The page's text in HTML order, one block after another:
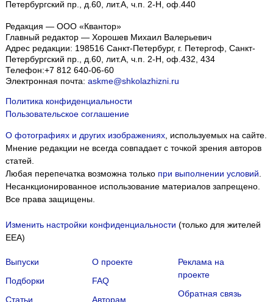
Петербургский пр., д.60, лит.А, ч.п. 2-Н, оф.440
Редакция — ООО «Квантор»
Главный редактор — Хорошев Михаил Валерьевич
Адрес редакции: 198516 Санкт-Петербург, г. Петергоф, Санкт-
Петербургский пр., д.60, лит.А, ч.п. 2-Н, оф.432, 434
Телефон:+7 812 640-06-60
Электронная почта: askme@shkolazhizni.ru
Политика конфиденциальности
Пользовательское соглашение
О фотографиях и других изображениях, используемых на сайте.
Мнение редакции не всегда совпадает с точкой зрения авторов
статей.
Любая перепечатка возможна только при выполнении условий.
Несанкционированное использование материалов запрещено.
Все права защищены.
Изменить настройки конфиденциальности (только для жителей
EEA)
Выпуски
Подборки
Статьи
О проекте
FAQ
Авторам
Реклама на
проекте
Обратная связь